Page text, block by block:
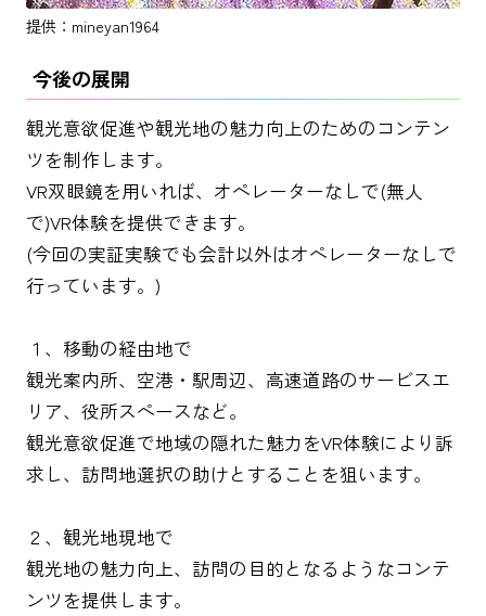
提供：mineyan1964
今後の展開
観光意欲促進や観光地の魅力向上のためのコンテン
ツを制作します。
VR双眼鏡を用いれば、オペレーターなしで(無人
で)VR体験を提供できます。
(今回の実証実験でも会計以外はオペレーターなしで
行っています。)
１、移動の経由地で
観光案内所、空港・駅周辺、高速道路のサービスエ
リア、役所スペースなど。
観光意欲促進で地域の隠れた魅力をVR体験により訴
求し、訪問地選択の助けとすることを狙います。
２、観光地現地で
観光地の魅力向上、訪問の目的となるようなコンテ
ンツを提供します。